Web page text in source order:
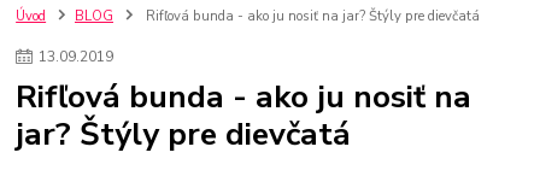
szco nakup bez dph
Smart hodinky pre deti
Plyšový macovia
Lego Star Wars
Darčeky na Vianoce 2019
Vianočný darček pre dievča do 20€
Darčeky pre dievčatá
Skladačky pre deti
Úvod BLOG Rifľová bunda - ako ju nosiť na jar? Štýly pre dievčatá
13.09.2019
Rifľová bunda - ako ju nosiť na
jar? Štýly pre dievčatá